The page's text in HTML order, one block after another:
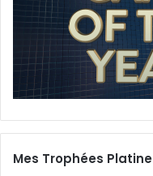
Mes Trophées Platine